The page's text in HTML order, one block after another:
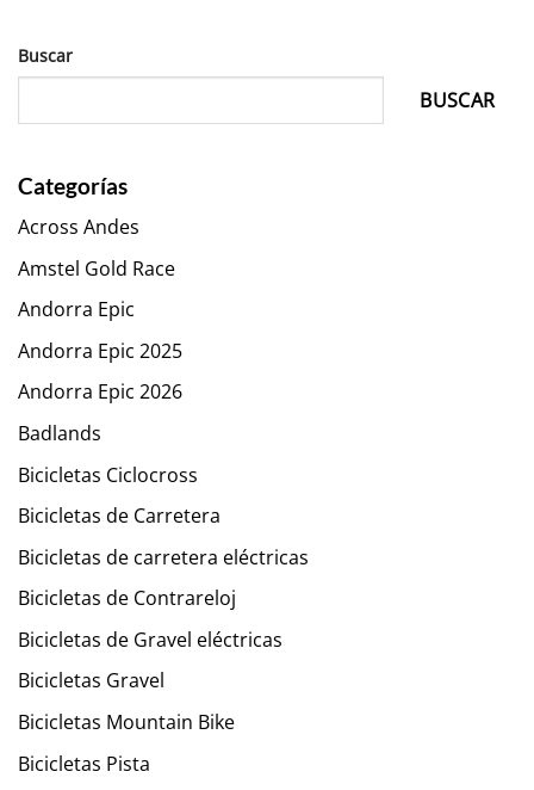
Buscar
BUSCAR
Categorías
Across Andes
Amstel Gold Race
Andorra Epic
Andorra Epic 2025
Andorra Epic 2026
Badlands
Bicicletas Ciclocross
Bicicletas de Carretera
Bicicletas de carretera eléctricas
Bicicletas de Contrareloj
Bicicletas de Gravel eléctricas
Bicicletas Gravel
Bicicletas Mountain Bike
Bicicletas Pista